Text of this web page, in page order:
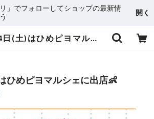
リ」でフォローしてショップの最新情
開く
来週14日(土)はひめピヨマルシェに出店👶 | 愛媛発の自然食品店 電子食品流通研究所オンラインストア｜電食で、おいしく、健康に
ひめピヨマルシェに出店👶